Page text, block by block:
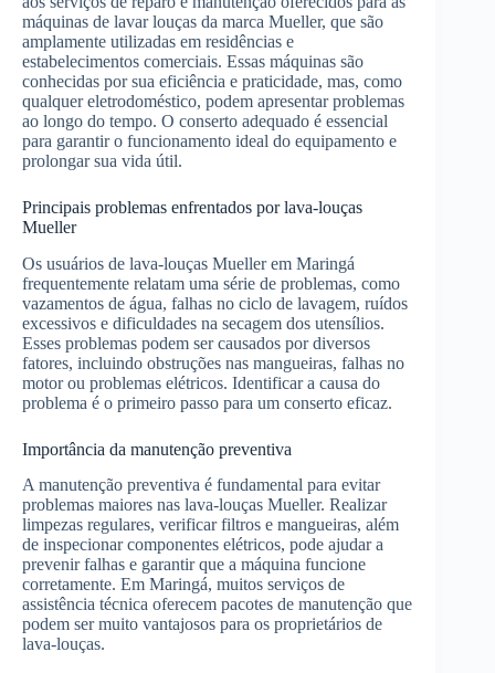
máquinas de lavar louças da marca Mueller, que são
amplamente utilizadas em residências e
estabelecimentos comerciais. Essas máquinas são
conhecidas por sua eficiência e praticidade, mas, como
qualquer eletrodoméstico, podem apresentar problemas
ao longo do tempo. O conserto adequado é essencial
para garantir o funcionamento ideal do equipamento e
prolongar sua vida útil.
Principais problemas enfrentados por lava-louças
Mueller
Os usuários de lava-louças Mueller em Maringá
frequentemente relatam uma série de problemas, como
vazamentos de água, falhas no ciclo de lavagem, ruídos
excessivos e dificuldades na secagem dos utensílios.
Esses problemas podem ser causados por diversos
fatores, incluindo obstruções nas mangueiras, falhas no
motor ou problemas elétricos. Identificar a causa do
problema é o primeiro passo para um conserto eficaz.
Importância da manutenção preventiva
A manutenção preventiva é fundamental para evitar
problemas maiores nas lava-louças Mueller. Realizar
limpezas regulares, verificar filtros e mangueiras, além
de inspecionar componentes elétricos, pode ajudar a
prevenir falhas e garantir que a máquina funcione
corretamente. Em Maringá, muitos serviços de
assistência técnica oferecem pacotes de manutenção que
podem ser muito vantajosos para os proprietários de
lava-louças.